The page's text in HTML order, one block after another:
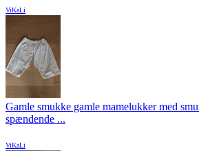
ViKaLi
Gamle smukke gamle mamelukker med
spændende ...
ViKaLi